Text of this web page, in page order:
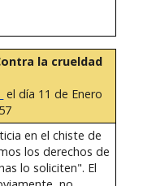
la crueldad
el día 11 de Enero
en el chiste de
los derechos de
lo soliciten". El